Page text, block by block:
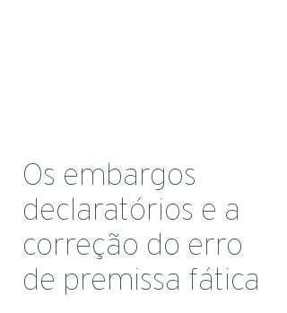
Os embargos
declaratórios e a
correção do erro
de premissa fática